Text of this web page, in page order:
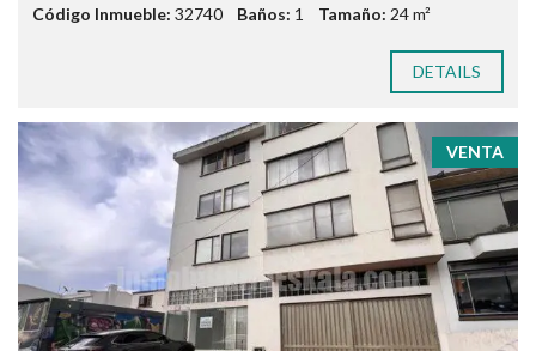
Código Inmueble: 32740 Baños: 1 Tamaño: 24 m²
DETAILS
VENTA